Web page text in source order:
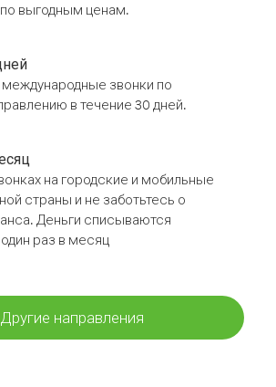
выгодным ценам.
звонки по
в течение 30 дней.
на городские и мобильные
страны и не заботьтесь о
Деньги списываются
раз в месяц
Другие направления